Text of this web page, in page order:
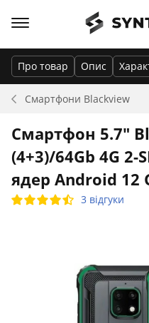
Смартфони Blackview
Про товар Опис
Смартфон 5.7"
(4+3)/64Gb 4G 2-
ядер Android 12
3 відгуки